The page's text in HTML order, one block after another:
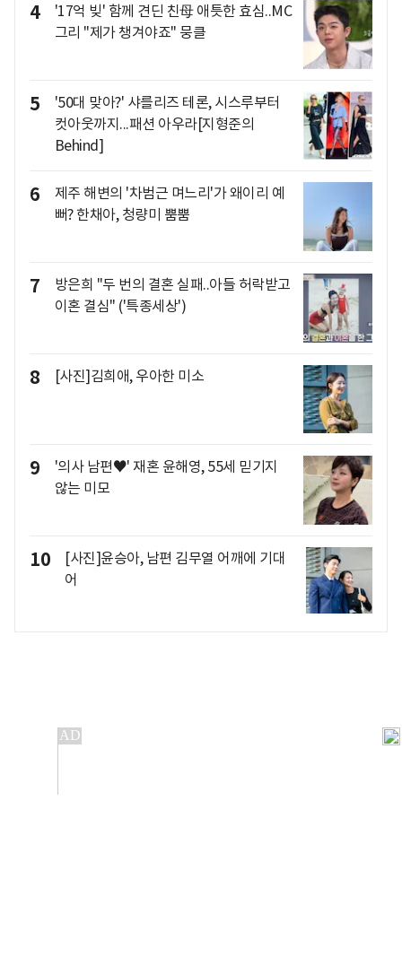
4
'17억 빚' 함께 견딘 친母 애틋한 효심..MC
그리 "제가 챙겨야죠" 뭉클
5
'50대 맞아?' 샤를리즈 테론, 시스루부터
컷아웃까지...패션 아우라[지형준의
Behind]
6
제주 해변의 '차범근 며느리'가 왜이리 예
뻐? 한채아, 청량미 뿜뿜
7
방은희 "두 번의 결혼 실패..아들 허락받고
이혼 결심" ('특종세상')
8 [사진]김희애, 우아한 미소
9
'의사 남편♥' 재혼 윤해영, 55세 믿기지
않는 미모
10
[사진]윤승아, 남편 김무열 어깨에 기대
어